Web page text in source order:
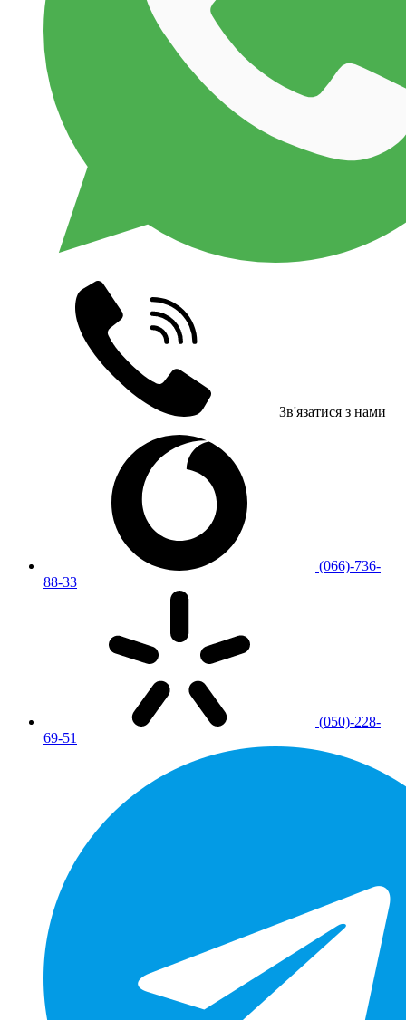
Зв'язатися з нами
(066)-736-
88-33
(050)-228-
69-51